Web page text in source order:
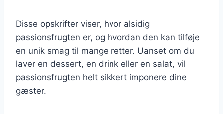
Disse opskrifter viser, hvor alsidig
passionsfrugten er, og hvordan den kan tilføje
en unik smag til mange retter. Uanset om du
laver en dessert, en drink eller en salat, vil
passionsfrugten helt sikkert imponere dine
gæster.